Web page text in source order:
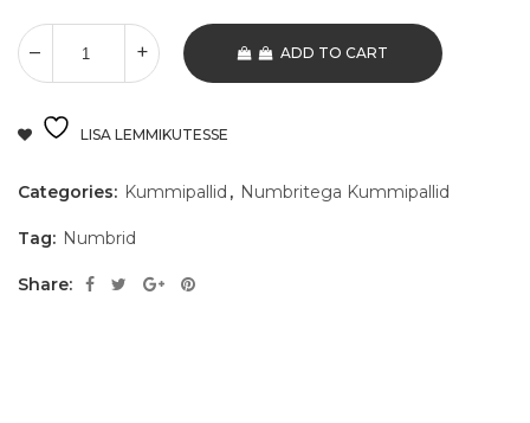
ADD TO CART
LISA LEMMIKUTESSE
Categories: Kummipallid , Numbritega Kummipallid
Tag: Numbrid
Share: